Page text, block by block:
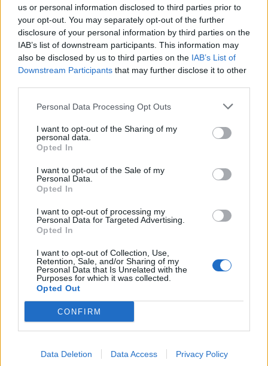
us or personal information disclosed to third parties prior to
your opt-out. You may separately opt-out of the further
disclosure of your personal information by third parties on the
IAB’s list of downstream participants. This information may
also be disclosed by us to third parties on the IAB’s List of
Downstream Participants that may further disclose it to other
Personal Data Processing Opt Outs
I want to opt-out of the Sharing of my
personal data.
Opted In
I want to opt-out of the Sale of my
Personal Data.
Opted In
I want to opt-out of processing my
Personal Data for Targeted Advertising.
Opted In
I want to opt-out of Collection, Use,
Retention, Sale, and/or Sharing of my
Personal Data that Is Unrelated with the
Purposes for which it was collected.
Opted Out
CONFIRM
Data Deletion Data Access Privacy Policy
Μισιακός: «Ο προπονητής είναι
υπεύθυνος και αναλαμβάνω την
ευθύνη»
Ο Γιάννης Αγραβάνης στον Βίκο
Ιωαννίνων
δρόμο για δάνεια έως 5 δισ. σε μικρομεσαίες
Β.Σ. Καρούλιας: Τζίρος 98,7
εκατ. ευρώ και αύξηση κερδών
57% - Τα νέα στοιχήματα σε
Deloitte Ελλάδος:
Χρηματοοικονομικός
ενέργειας
Η Chery επενδύει 75 εκατ. δολάρια στην KG Mobility
Το FIAT 500 Hybrid τώρα από